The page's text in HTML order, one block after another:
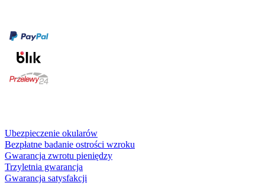
Ubezpieczenie okularów
Bezpłatne badanie ostrości wzroku
Gwarancja zwrotu pieniędzy
Trzyletnia gwarancja
Gwarancja satysfakcji